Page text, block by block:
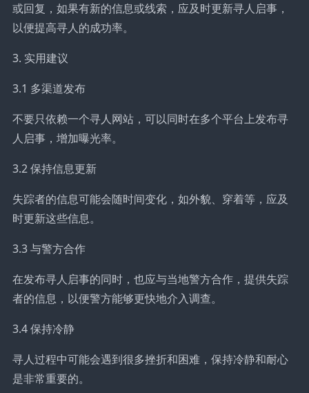
或回复，如果有新的信息或线索，应及时更新寻人启事，
以便提高寻人的成功率。
3. 实用建议
3.1 多渠道发布
不要只依赖一个寻人网站，可以同时在多个平台上发布寻
人启事，增加曝光率。
3.2 保持信息更新
失踪者的信息可能会随时间变化，如外貌、穿着等，应及
时更新这些信息。
3.3 与警方合作
在发布寻人启事的同时，也应与当地警方合作，提供失踪
者的信息，以便警方能够更快地介入调查。
3.4 保持冷静
寻人过程中可能会遇到很多挫折和困难，保持冷静和耐心
是非常重要的。